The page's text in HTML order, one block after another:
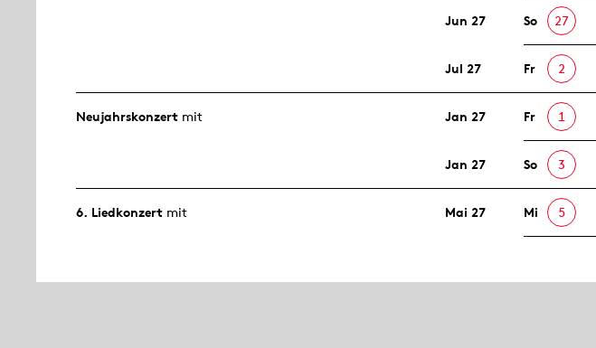
Jun 27 So 27
Jul 27 Fr 2
Neujahrs­konzert mit Jan 27 Fr 1
Jan 27 So 3
6. Lied­konzert mit Mai 27 Mi 5